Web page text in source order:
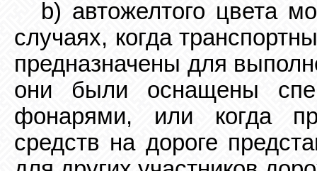
b) автожелтого цвета
случаях, когда
предназначены для
они были оснащены
фонарями, или когда
средств на дороге